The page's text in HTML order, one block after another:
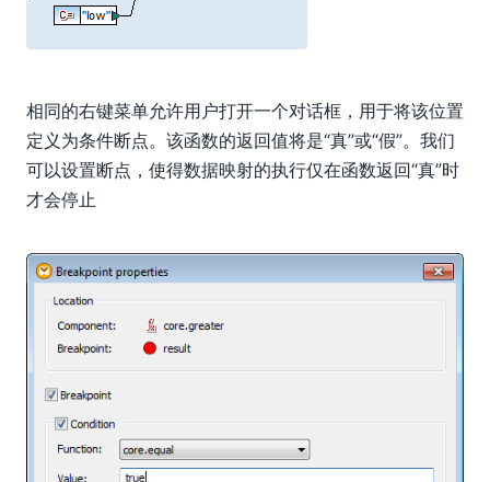
相同的右键菜单允许用户打开一个对话框，用于将该位置
定义为条件断点。该函数的返回值将是“真”或“假”。我们
可以设置断点，使得数据映射的执行仅在函数返回“真”时
才会停止